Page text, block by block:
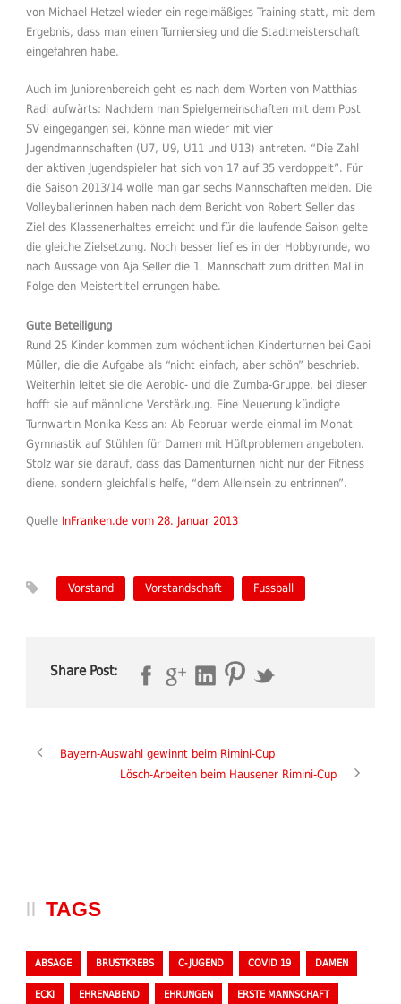
von Michael Hetzel wieder ein regelmäßiges Training statt, mit dem
Ergebnis, dass man einen Turniersieg und die Stadtmeisterschaft
eingefahren habe.
Auch im Juniorenbereich geht es nach dem Worten von Matthias
Radi aufwärts: Nachdem man Spielgemeinschaften mit dem Post
SV eingegangen sei, könne man wieder mit vier
Jugendmannschaften (U7, U9, U11 und U13) antreten. “Die Zahl
der aktiven Jugendspieler hat sich von 17 auf 35 verdoppelt”. Für
die Saison 2013/14 wolle man gar sechs Mannschaften melden. Die
Volleyballerinnen haben nach dem Bericht von Robert Seller das
Ziel des Klassenerhaltes erreicht und für die laufende Saison gelte
die gleiche Zielsetzung. Noch besser lief es in der Hobbyrunde, wo
nach Aussage von Aja Seller die 1. Mannschaft zum dritten Mal in
Folge den Meistertitel errungen habe.
Gute Beteiligung
Rund 25 Kinder kommen zum wöchentlichen Kinderturnen bei Gabi
Müller, die die Aufgabe als “nicht einfach, aber schön” beschrieb.
Weiterhin leitet sie die Aerobic- und die Zumba-Gruppe, bei dieser
hofft sie auf männliche Verstärkung. Eine Neuerung kündigte
Turnwartin Monika Kess an: Ab Februar werde einmal im Monat
Gymnastik auf Stühlen für Damen mit Hüftproblemen angeboten.
Stolz war sie darauf, dass das Damenturnen nicht nur der Fitness
diene, sondern gleichfalls helfe, “dem Alleinsein zu entrinnen”.
Quelle InFranken.de vom 28. Januar 2013
Vorstand Vorstandschaft Fussball
Share Post:
Bayern-Auswahl gewinnt beim Rimini-Cup
Lösch-Arbeiten beim Hausener Rimini-Cup
TAGS
ABSAGE BRUSTKREBS C-JUGEND COVID 19 DAMEN
ECKI EHRENABEND EHRUNGEN ERSTE MANNSCHAFT